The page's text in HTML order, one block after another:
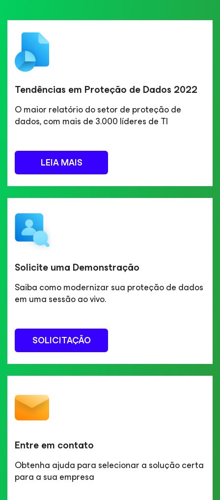
Tendências em Proteção de Dados 2022
O maior relatório do setor de proteção de
dados, com mais de 3.000 líderes de TI
LEIA MAIS
Solicite uma Demonstração
Saiba como modernizar sua proteção de dados
em uma sessão ao vivo.
SOLICITAÇÃO
Entre em contato
Obtenha ajuda para selecionar a solução certa
para a sua empresa